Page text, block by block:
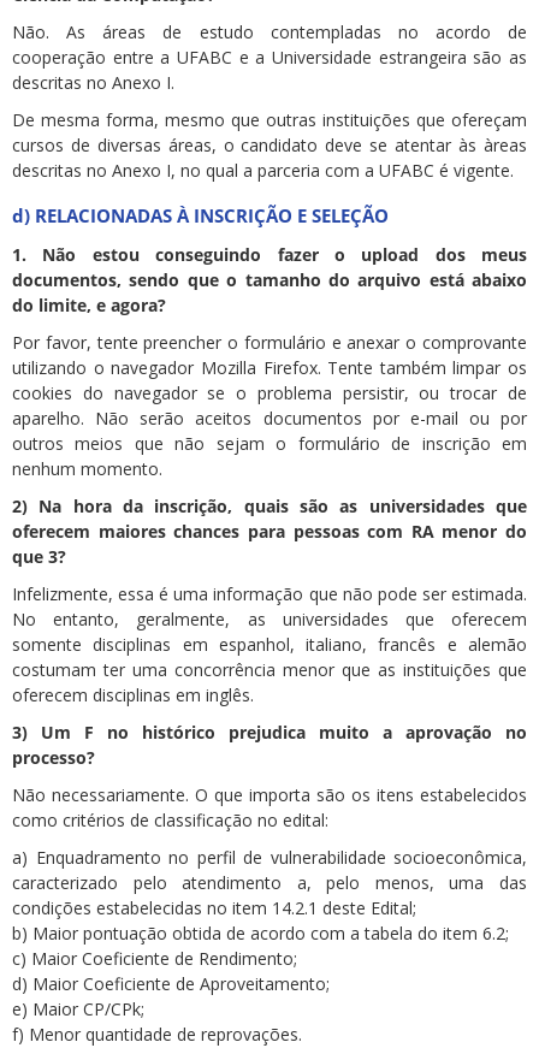
Não. As áreas de estudo contempladas no acordo de
cooperação entre a UFABC e a Universidade estrangeira são as
descritas no Anexo I.
De mesma forma, mesmo que outras instituições que ofereçam
cursos de diversas áreas, o candidato deve se atentar às àreas
descritas no Anexo I, no qual a parceria com a UFABC é vigente.
d) RELACIONADAS À INSCRIÇÃO E SELEÇÃO
1. Não estou conseguindo fazer o upload dos meus
documentos, sendo que o tamanho do arquivo está abaixo
do limite, e agora?
Por favor, tente preencher o formulário e anexar o comprovante
utilizando o navegador Mozilla Firefox. Tente também limpar os
cookies do navegador se o problema persistir, ou trocar de
aparelho. Não serão aceitos documentos por e-mail ou por
outros meios que não sejam o formulário de inscrição em
nenhum momento.
2) Na hora da inscrição, quais são as universidades que
oferecem maiores chances para pessoas com RA menor do
que 3?
Infelizmente, essa é uma informação que não pode ser estimada.
No entanto, geralmente, as universidades que oferecem
somente disciplinas em espanhol, italiano, francês e alemão
costumam ter uma concorrência menor que as instituições que
oferecem disciplinas em inglês.
3) Um F no histórico prejudica muito a aprovação no
processo?
Não necessariamente. O que importa são os itens estabelecidos
como critérios de classificação no edital:
a) Enquadramento no perfil de vulnerabilidade socioeconômica,
caracterizado pelo atendimento a, pelo menos, uma das
condições estabelecidas no item 14.2.1 deste Edital;
b) Maior pontuação obtida de acordo com a tabela do item 6.2;
c) Maior Coeficiente de Rendimento;
d) Maior Coeficiente de Aproveitamento;
e) Maior CP/CPk;
f) Menor quantidade de reprovações.